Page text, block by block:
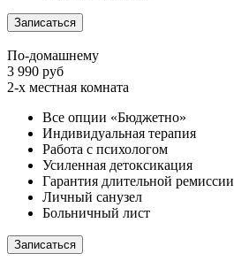
Записаться
По-домашнему
3 990 руб
2-х местная комната
Все опции «Бюджетно»
Индивидуальная терапия
Работа с психологом
Усиленная детоксикация
Гарантия длительной ремиссии
Личный санузел
Больничный лист
Записаться